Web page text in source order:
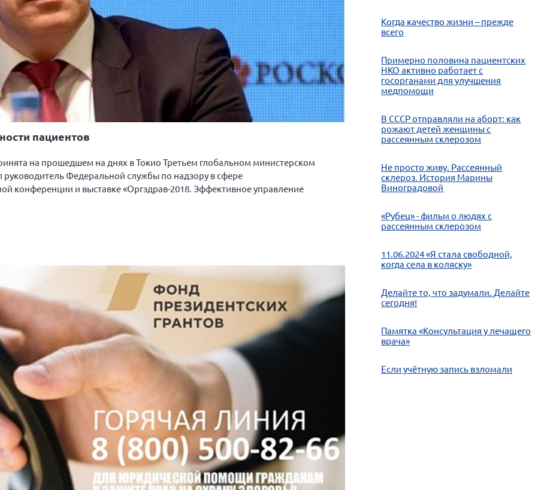
пациентов
на прошедшем на днях в Токио Третьем глобальном министерском
Федеральной службы по надзору в сфере
конференции и выставке «Оргздрав-2018. Эффективное управление
Когда качество жизни – прежде
всего
Примерно половина пациентских
НКО активно работает с
госорганами для улучшения
медпомощи
В СССР отправляли на аборт: как
рожают детей женщины с
рассеянным склерозом
Не просто живу. Рассеянный
склероз. История Марины
Виноградовой
«Рубец» - фильм о людях с
рассеянным склерозом
11.06.2024 «Я стала свободной,
когда села в коляску»
Делайте то, что задумали. Делайте
сегодня!
Памятка «Консультация у лечащего
врача»
Если учётную запись взломали